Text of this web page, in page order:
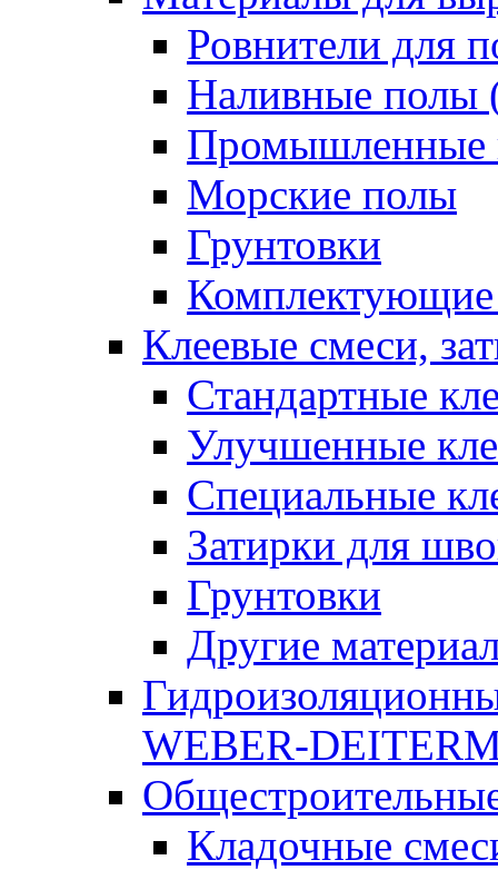
Ровнители для
Наливные полы
Промышленные
Морские полы
Грунтовки
Клеевые смеси,
Стандартные
Улучшенные
Специальные
Затирки для
Грунтовки
Другие
WEBER-
Кладочные